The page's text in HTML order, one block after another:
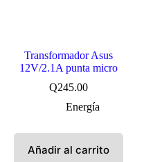
Transformador Asus
12V/2.1A punta micro
Q245.00
Energía
Añadir al carrito